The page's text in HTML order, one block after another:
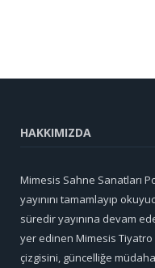
HAKKIMIZDA
Mimesis Sahne Sanatları
yayınını tamamlayıp
süredir yayınına devam
yer edinen Mimesis Tiyatro
çizgisini, güncelliğe